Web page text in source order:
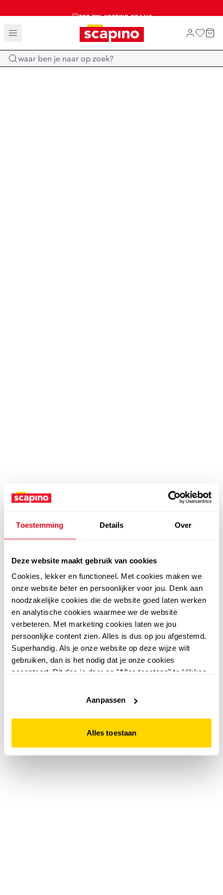
Toestemming Details Over
Deze website maakt gebruik van cookies
Cookies, lekker en functioneel. Met cookies maken we
onze website beter en persoonlijker voor jou. Denk aan
noodzakelijke cookies die de website goed laten werken
en analytische cookies waarmee we de website
verbeteren. Met marketing cookies laten we jou
persoonlijke content zien. Alles is dus op jou afgestemd.
Superhandig. Als je onze website op deze wijze wilt
gebruiken, dan is het nodig dat je onze cookies
accepteert. Dit doe je door op "Alles toestaan" te klikken.
website niet optimaal functioneert.
Aanpassen
Alles toestaan
TOT 70% KORTING OP SALE
SALE: LAATSTE KANS!
SHOP NIEUW
Home